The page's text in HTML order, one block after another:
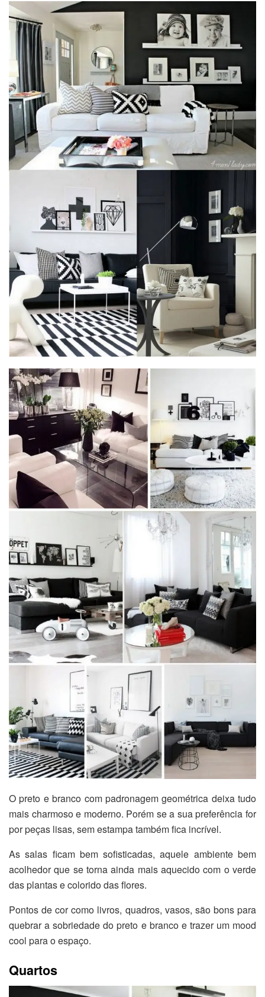
O preto e branco com padronagem geométrica deixa tudo
mais charmoso e moderno. Porém se a sua preferência for
por peças lisas, sem estampa também fica incrível.
As salas ficam bem sofisticadas, aquele ambiente bem
acolhedor que se torna ainda mais aquecido com o verde
das plantas e colorido das flores.
Pontos de cor como livros, quadros, vasos, são bons para
quebrar a sobriedade do preto e branco e trazer um mood
cool para o espaço.
Quartos